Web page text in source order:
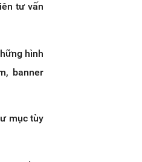
tư vấn
hình
banner
mục tùy